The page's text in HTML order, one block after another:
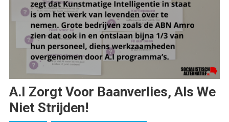
A.I Zorgt Voor Baanverlies, Als We
Niet Strijden!